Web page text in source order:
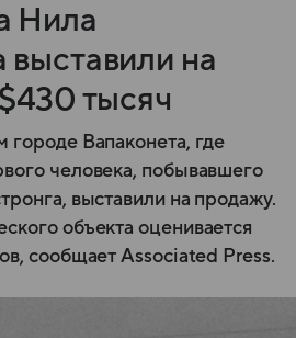
Нила
на
тысяч
Вапаконета, где
человека, побывавшего
выставили на продажу.
объекта оценивается
сообщает Associated Press.